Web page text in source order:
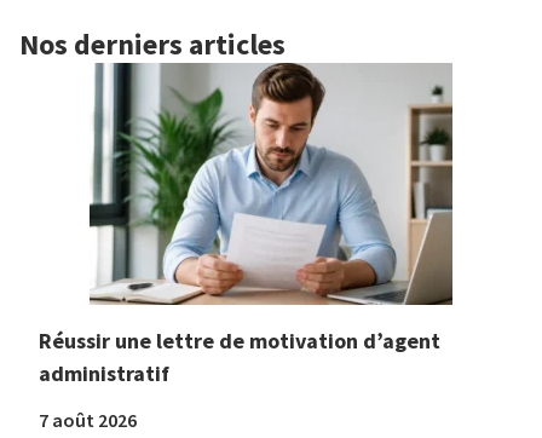
Nos derniers articles
Réussir une lettre de motivation d’agent
administratif
7 août 2026